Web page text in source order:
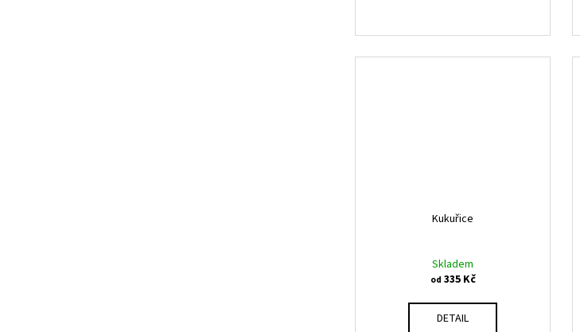
Kukuřice
Skladem
od 335 Kč
DETAIL